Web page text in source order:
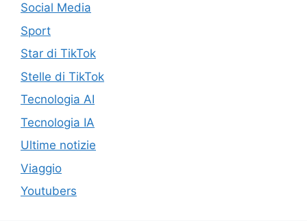
Social Media
Sport
Star di TikTok
Stelle di TikTok
Tecnologia AI
Tecnologia IA
Ultime notizie
Viaggio
Youtubers